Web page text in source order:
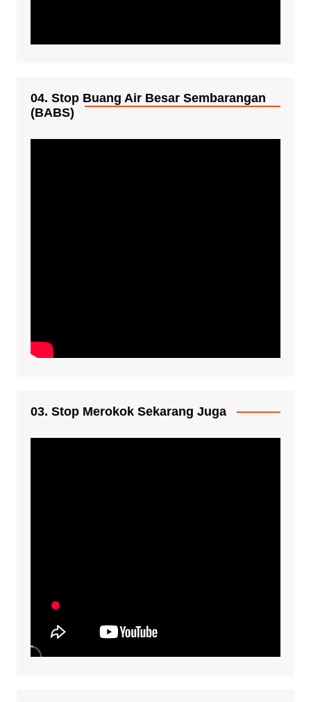
04. Stop Buang Air Besar Sembarangan
(BABS)
03. Stop Merokok Sekarang Juga